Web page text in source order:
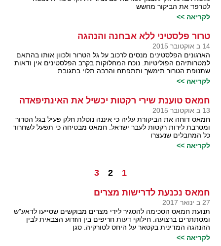
לטרפד את הביקור מחשש
לקריאה >>
טרור פלסטיני ללא אבחנה והנהגה
14 ב אוקטובר 2015
הארגונים הפלסטינים מנסים לרכוב על גל הטרור ולכוון אותו בהתאם
למטרותיהם הפוליטיות. נוכח המחלוקות בקרב הפלסטינים אין ודאות
שתנופת הטרור תימשך ותתפתח והרבה תלוי בתגובת
לקריאה >>
חמאס טוענת שירי רקטות יכשיל את האינתיפאדה
13 ב אוקטובר 2015
חמאס דוחה את הביקורת עליה כי איננה נוטלת חלק פעיל בגל הטרור
ומסרבת לירות רקטות לעבר ישראל. חמאס מבטיחה כי תפעל לשחרור
כל המחבלים שנעצרו
לקריאה >>
1
2
3
חמאס נכנעת לדרישות מצרים
27 ב ינואר 2017
תנועת חמאס הסכימה להסגיר לידי מצרים מבוקשים שסייעו לדאע"ש
ומסתתרים ברצועה. חילוקי דעות חריפים בין הזרוע הצבאית לבין
ההנהגה המדינית בקטאר על היחס לטורקיה. סגן
לקריאה >>